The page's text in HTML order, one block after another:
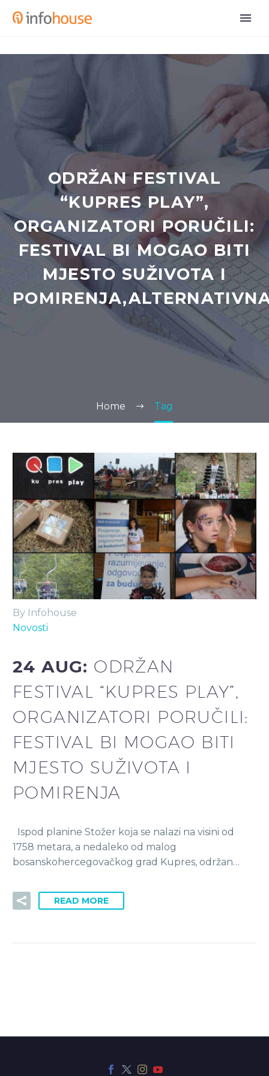
ODRŽAN FESTIVAL
“KUPRES PLAY”,
ORGANIZATORI PORUČILI:
FESTIVAL BI MOGAO BITI
MJESTO SUŽIVOTA I
Home Tag
By Infohouse
Novosti
24 AUG: ODRŽAN
FESTIVAL “KUPRES PLAY”,
ORGANIZATORI PORUČILI:
FESTIVAL BI MOGAO BITI
MJESTO SUŽIVOTA I
POMIRENJA
Ispod planine Stožer koja se nalazi na visini od
1758 metara, a nedaleko od malog
bosanskohercegovačkog grad Kupres, održan…
READ MORE